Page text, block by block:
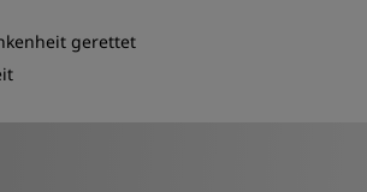
gerettet